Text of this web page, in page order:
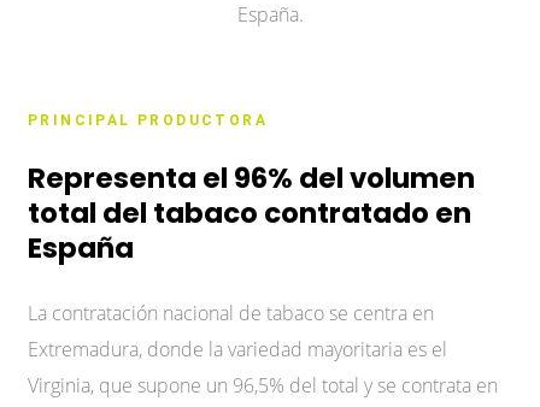
España.
PRINCIPAL PRODUCTORA
Representa el 96% del volumen
total del tabaco contratado en
España
La contratación nacional de tabaco se centra en
Extremadura, donde la variedad mayoritaria es el
Virginia, que supone un 96,5% del total y se contrata en